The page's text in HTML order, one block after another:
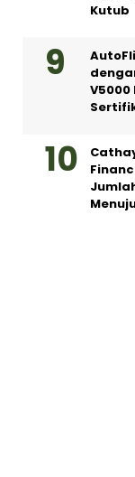
Kutub
V5000